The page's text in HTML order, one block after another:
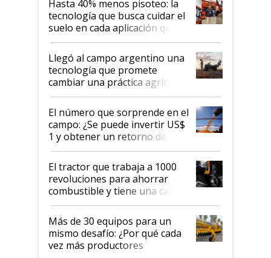
Hasta 40% menos pisoteo: la
tecnología que busca cuidar el
suelo en cada aplicación que
llevó Jacto al Congreso
Aapresid 2026
Llegó al campo argentino una
tecnología que promete
cambiar una práctica agrícola
clave: ¿Y si analizar el suelo
fuera tan simple como apretar
un botón?
El número que sorprende en el
campo: ¿Se puede invertir US$
1 y obtener un retorno de
hasta US$ 10 en agricultura?
El tractor que trabaja a 1000
revoluciones para ahorrar
combustible y tiene una cabina
que parece una computadora:
lo último en el mundo,
disponible en Argentina
Más de 30 equipos para un
mismo desafío: ¿Por qué cada
vez más productores